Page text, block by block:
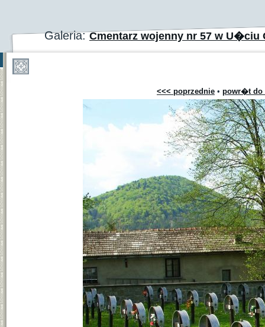
Galeria:Cmentarz wojenny nr 57 w U�ciu
<<< poprzednie • powr�t do